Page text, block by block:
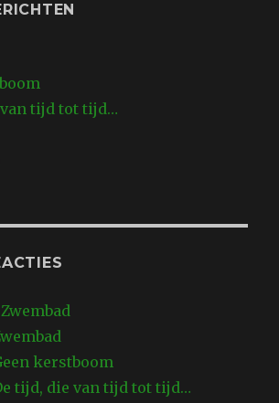
tijd tot tijd…
Zwembad
kerstboom
tijd, die van tijd tot tijd…